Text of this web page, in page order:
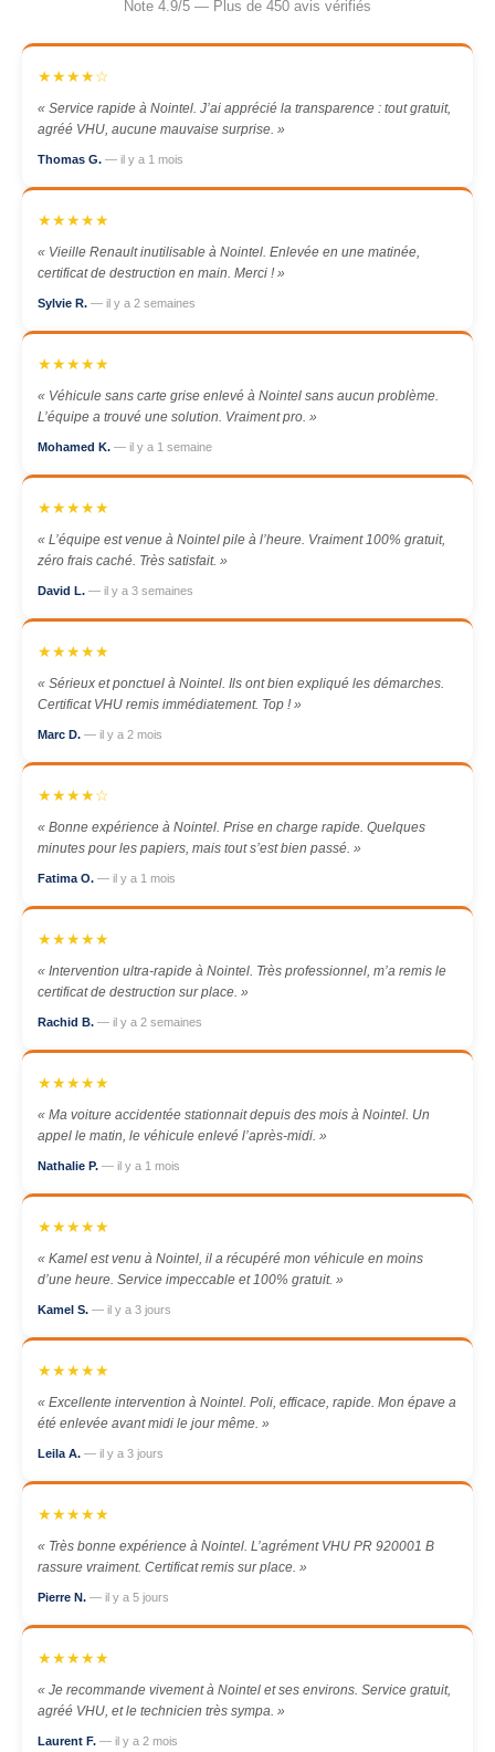
Note 4.9/5 — Plus de 450 avis vérifiés
★★★★☆
« Service rapide à Nointel. J’ai apprécié la transparence : tout gratuit,
agréé VHU, aucune mauvaise surprise. »
Thomas G. — il y a 1 mois
★★★★★
« Vieille Renault inutilisable à Nointel. Enlevée en une matinée,
certificat de destruction en main. Merci ! »
Sylvie R. — il y a 2 semaines
★★★★★
« Véhicule sans carte grise enlevé à Nointel sans aucun problème.
L’équipe a trouvé une solution. Vraiment pro. »
Mohamed K. — il y a 1 semaine
★★★★★
« L’équipe est venue à Nointel pile à l’heure. Vraiment 100% gratuit,
zéro frais caché. Très satisfait. »
David L. — il y a 3 semaines
★★★★★
« Sérieux et ponctuel à Nointel. Ils ont bien expliqué les démarches.
Certificat VHU remis immédiatement. Top ! »
Marc D. — il y a 2 mois
★★★★☆
« Bonne expérience à Nointel. Prise en charge rapide. Quelques
minutes pour les papiers, mais tout s’est bien passé. »
Fatima O. — il y a 1 mois
★★★★★
« Intervention ultra-rapide à Nointel. Très professionnel, m’a remis le
certificat de destruction sur place. »
Rachid B. — il y a 2 semaines
★★★★★
« Ma voiture accidentée stationnait depuis des mois à Nointel. Un
appel le matin, le véhicule enlevé l’après-midi. »
Nathalie P. — il y a 1 mois
★★★★★
« Kamel est venu à Nointel, il a récupéré mon véhicule en moins
d’une heure. Service impeccable et 100% gratuit. »
Kamel S. — il y a 3 jours
★★★★★
« Excellente intervention à Nointel. Poli, efficace, rapide. Mon épave a
été enlevée avant midi le jour même. »
Leila A. — il y a 3 jours
★★★★★
« Très bonne expérience à Nointel. L’agrément VHU PR 920001 B
rassure vraiment. Certificat remis sur place. »
Pierre N. — il y a 5 jours
★★★★★
« Je recommande vivement à Nointel et ses environs. Service gratuit,
agréé VHU, et le technicien très sympa. »
Laurent F. — il y a 2 mois